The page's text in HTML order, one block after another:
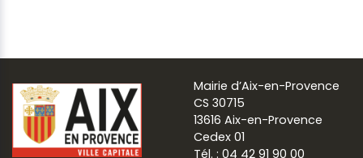
Mairie d’Aix-en-Provence
CS 30715
13616 Aix-en-Provence
Cedex 01
Tél. : 04 42 91 90 00